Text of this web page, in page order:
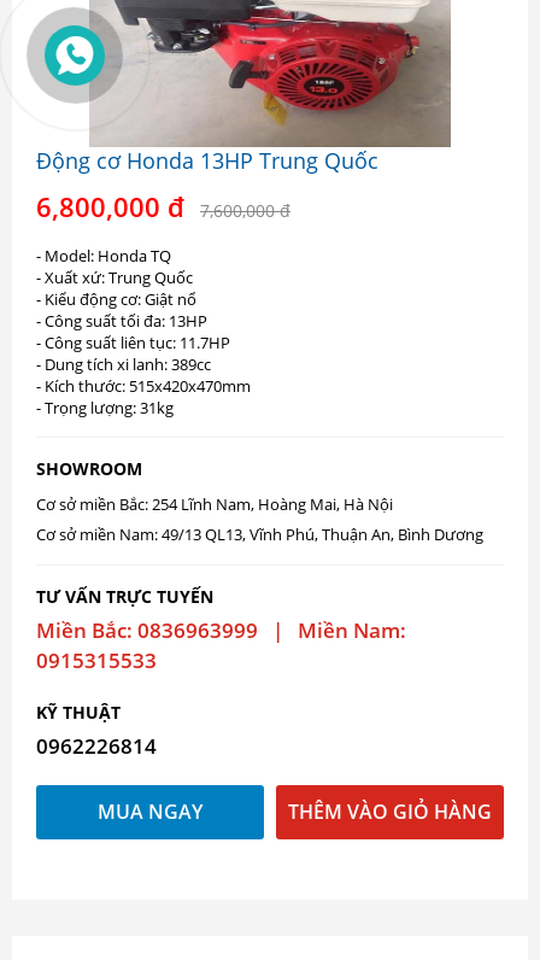
Động cơ Honda 13HP Trung Quốc
6,800,000 đ 7,600,000 đ
- Model: Honda TQ
- Xuất xứ: Trung Quốc
- Kiểu động cơ: Giật nổ
- Công suất tối đa: 13HP
- Công suất liên tục: 11.7HP
- Dung tích xi lanh: 389cc
- Kích thước: 515x420x470mm
- Trọng lượng: 31kg
SHOWROOM
Cơ sở miền Bắc: 254 Lĩnh Nam, Hoàng Mai, Hà Nội
Cơ sở miền Nam: 49/13 QL13, Vĩnh Phú, Thuận An, Bình Dương
TƯ VẤN TRỰC TUYẾN
Miền Bắc: 0836963999 | Miền Nam:
0915315533
KỸ THUẬT
0962226814
MUA NGAY THÊM VÀO GIỎ HÀNG